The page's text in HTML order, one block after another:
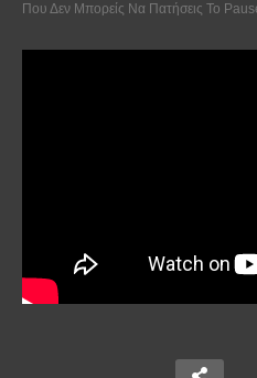
Που Δεν Μπορείς Να Πατήσεις Το